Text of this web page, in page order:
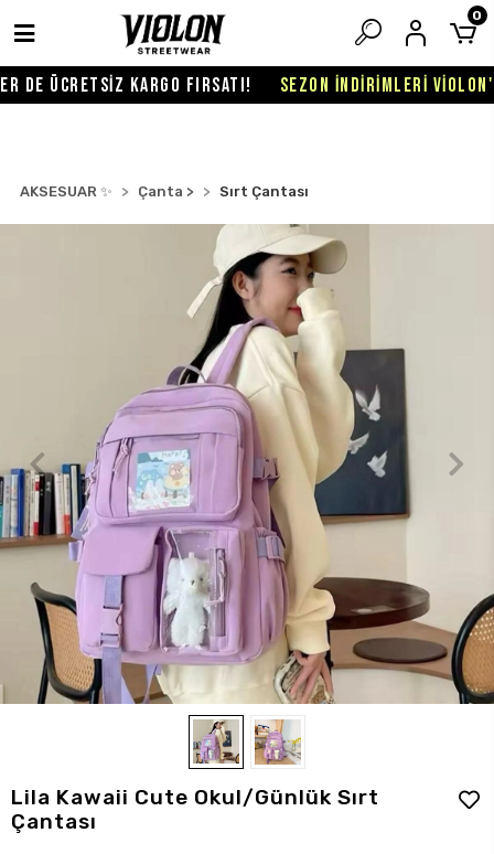
ÜCRETSİZ KARGO FIRSATI! SEZON İNDİRİMLERİ
0
AKSESUAR ✨ Çanta > Sırt Çantası
Lila Kawaii Cute Okul/Günlük Sırt
Çantası